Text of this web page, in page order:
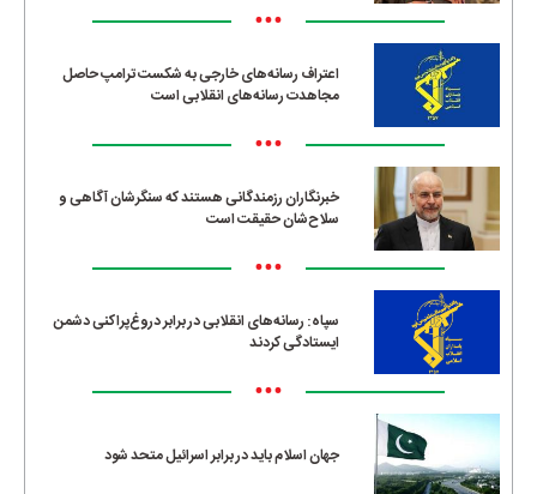
•••
اعتراف رسانه‌های خارجی به شکست ترامپ حاصل
مجاهدت رسانه‌های انقلابی است
•••
خبرنگاران رزمندگانی هستند که سنگرشان آگاهی و
سلاح‌شان حقیقت است
•••
سپاه: رسانه‌های انقلابی در برابر دروغ‌پراکنی دشمن
ایستادگی کردند
•••
جهان اسلام باید در برابر اسرائیل متحد شود